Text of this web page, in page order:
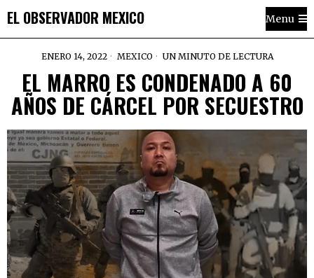
EL OBSERVADOR MEXICO Menu
ENERO 14, 2022 MEXICO UN MINUTO DE LECTURA
EL MARRO ES CONDENADO A 60
AÑOS DE CÁRCEL POR SECUESTRO